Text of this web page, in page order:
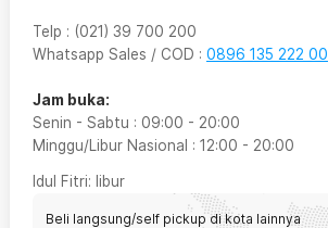
Telp : (021) 39 700 200
Whatsapp Sales / COD : 0896 135 222 00
Jam buka:
Senin - Sabtu : 09:00 - 20:00
Minggu/Libur Nasional : 12:00 - 20:00
Idul Fitri: libur
Beli langsung/self pickup di kota lainnya